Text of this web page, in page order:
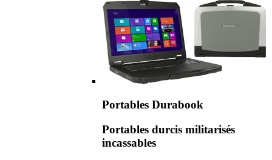
Portables Durabook
Portables durcis militarisés
incassables